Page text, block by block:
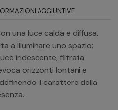
AGGIUNTIVE
una luce calda e diffusa.
a illuminare uno spazio:
iridescente, filtrata
orizzonti lontani e
il carattere della